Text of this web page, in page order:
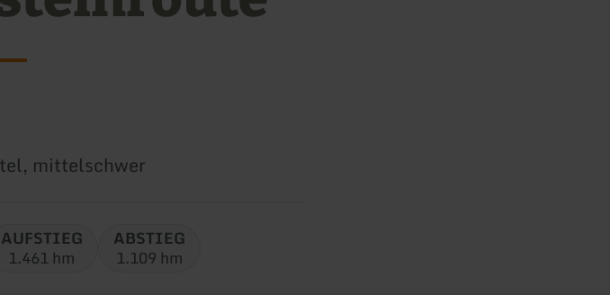
mittelschwer
AUFSTIEG
1.461 hm
ABSTIEG
1.109 hm